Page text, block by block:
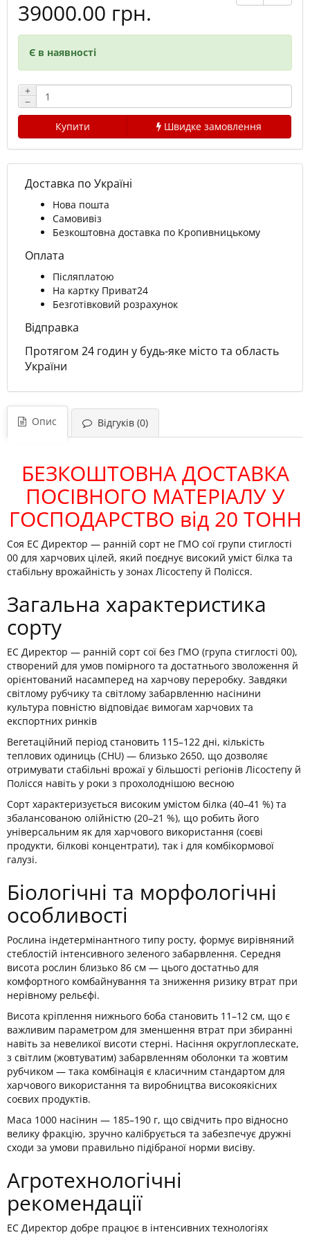
39000.00 грн.
Є в наявності
+
−
Купити
Швидке замовлення
Доставка по Україні
Нова пошта
Самовивіз
Безкоштовна доставка по Кропивницькому
Оплата
Післяплатою
На картку Приват24
Безготівковий розрахунок
Відправка
Протягом 24 годин у будь-яке місто та область
України
Опис Відгуків (0)
БЕЗКОШТОВНА ДОСТАВКА
ПОСІВНОГО МАТЕРІАЛУ У
ГОСПОДАРСТВО від 20 ТОНН
Соя ЕС Директор — ранній сорт не ГМО сої групи стиглості
00 для харчових цілей, який поєднує високий уміст білка та
стабільну врожайність у зонах Лісостепу й Полісся.
Загальна характеристика
сорту
ЕС Директор — ранній сорт сої без ГМО (група стиглості 00),
створений для умов помірного та достатнього зволоження й
орієнтований насамперед на харчову переробку. Завдяки
світлому рубчику та світлому забарвленню насінини
культура повністю відповідає вимогам харчових та
експортних ринків
Вегетаційний період становить 115–122 дні, кількість
теплових одиниць (CHU) — близько 2650, що дозволяє
отримувати стабільні врожаї у більшості регіонів Лісостепу й
Полісся навіть у роки з прохолоднішою весною
Сорт характеризується високим умістом білка (40–41 %) та
збалансованою олійністю (20–21 %), що робить його
універсальним як для харчового використання (соєві
продукти, білкові концентрати), так і для комбікормової
галузі.
Біологічні та морфологічні
особливості
Рослина індетермінантного типу росту, формує вирівняний
стеблостій інтенсивного зеленого забарвлення. Середня
висота рослин близько 86 см — цього достатньо для
комфортного комбайнування та зниження ризику втрат при
нерівному рельєфі.
Висота кріплення нижнього боба становить 11–12 см, що є
важливим параметром для зменшення втрат при збиранні
навіть за невеликої висоти стерні. Насіння округлоплескате,
з світлим (жовтуватим) забарвленням оболонки та жовтим
рубчиком — така комбінація є класичним стандартом для
харчового використання та виробництва високоякісних
соєвих продуктів.
Маса 1000 насінин — 185–190 г, що свідчить про відносно
велику фракцію, зручно калібрується та забезпечує дружні
сходи за умови правильно підібраної норми висіву.
Агротехнологічні
рекомендації
ЕС Директор добре працює в інтенсивних технологіях